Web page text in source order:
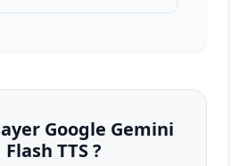
Google Gemini
Flash TTS ?